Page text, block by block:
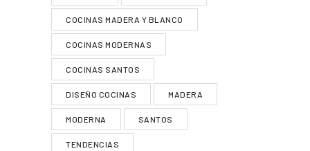
COCINAS MADERA Y BLANCO
COCINAS MODERNAS
COCINAS SANTOS
DISEÑO COCINAS MADERA
MODERNA SANTOS
TENDENCIAS